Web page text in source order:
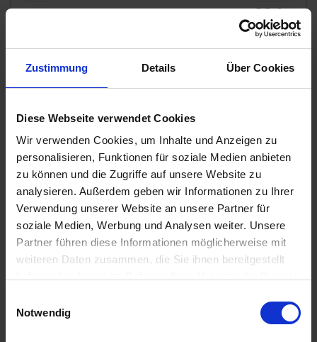
Zustimmung Details Über Cookies
Diese Webseite verwendet Cookies
Wir verwenden Cookies, um Inhalte und Anzeigen zu
personalisieren, Funktionen für soziale Medien anbieten
zu können und die Zugriffe auf unsere Website zu
analysieren. Außerdem geben wir Informationen zu Ihrer
Verwendung unserer Website an unsere Partner für
soziale Medien, Werbung und Analysen weiter. Unsere
Partner führen diese Informationen möglicherweise mit
weiteren Daten zusammen, die Sie ihnen bereitgestellt
Notwendig
ab € 621,-
711,-
BALKONKABINE ab € 911,-
1.251,-
Zum Angebot
AIDAdiva » 12 Tage Florida & Bahamas
ab New York
23. SEP 2026 BIS 05. OKT 2026 AB/BIS NEW YORK